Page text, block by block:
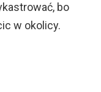
bo
w okolicy.